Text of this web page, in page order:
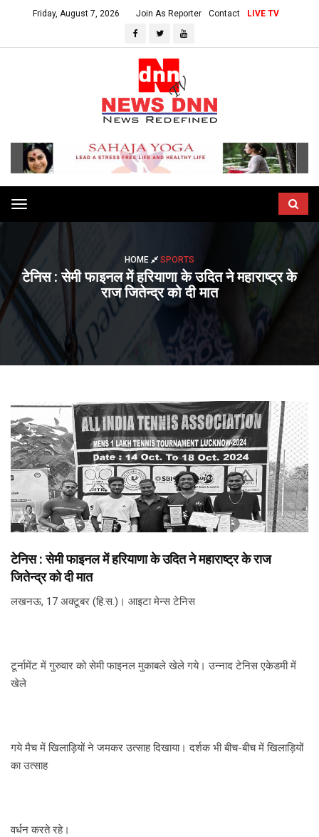
Friday, August 7, 2026 Join As Reporter Contact LIVE TV
Toggle
navigation
HOME SPORTS
टेनिस : सेमी फाइनल में हरियाणा के उदित ने महाराष्ट्र के
राज जितेन्द्र को दी मात
टेनिस : सेमी फाइनल में हरियाणा के उदित ने महाराष्ट्र के राज
जितेन्द्र को दी मात
लखनऊ, 17 अक्टूबर (हि.स.)। आइटा मेन्स टेनिस
टूर्नामेंट में गुरुवार को सेमी फाइनल मुकाबले खेले गये। उन्नाद टेनिस एकेडमी में
खेले
गये मैच में खिलाड़ियों ने जमकर उत्साह दिखाया। दर्शक भी बीच-बीच में खिलाड़ियों
का उत्साह
वर्धन करते रहे।